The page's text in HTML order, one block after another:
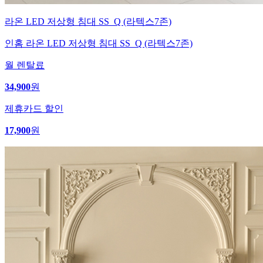
라온 LED 저상형 침대 SS_Q (라텍스7존)
인홈 라온 LED 저상형 침대 SS_Q (라텍스7존)
월 렌탈료
34,900원
제휴카드 할인
17,900원